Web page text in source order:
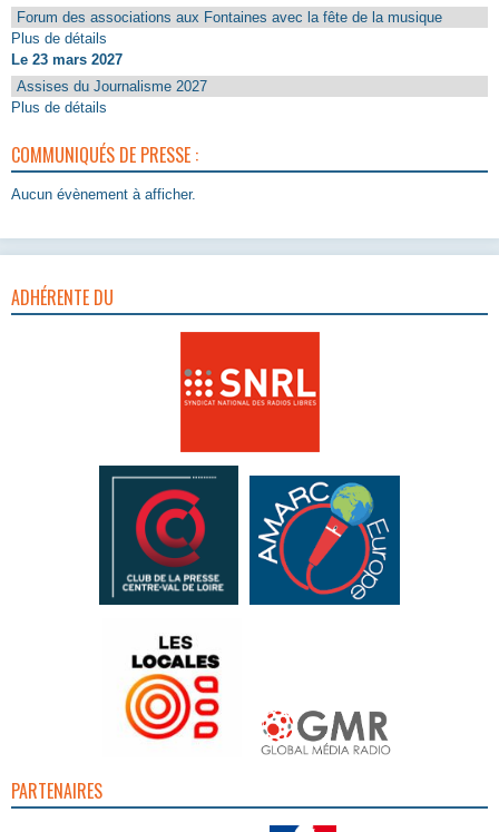
Forum des associations aux Fontaines avec la fête de la musique
Plus de détails
Le 23 mars 2027
Assises du Journalisme 2027
Plus de détails
COMMUNIQUÉS DE PRESSE :
Aucun évènement à afficher.
ADHÉRENTE DU
PARTENAIRES